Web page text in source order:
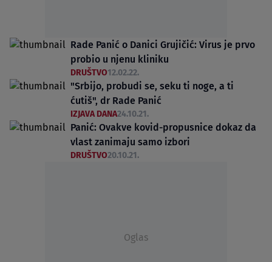
Rade Panić o Danici Grujičić: Virus je prvo
probio u njenu kliniku
DRUŠTVO12.02.22.
"Srbijo, probudi se, seku ti noge, a ti
ćutiš", dr Rade Panić
IZJAVA DANA24.10.21.
Panić: Ovakve kovid-propusnice dokaz da
vlast zanimaju samo izbori
DRUŠTVO20.10.21.
Oglas